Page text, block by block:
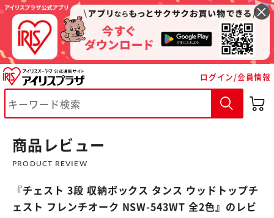
ログイン/会員情報
商品レビュー
PRODUCT REVIEW
『チェスト 3段 収納ボックス タンス ウッドトップチ
ェスト フレンチオーク NSW-543WT 全2色』のレビ